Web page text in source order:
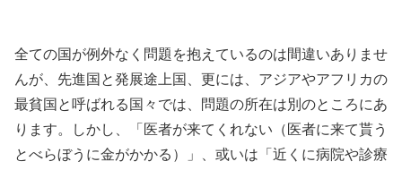
全ての国が例外なく問題を抱えているのは間違いありませ
んが、先進国と発展途上国、更には、アジアやアフリカの
最貧国と呼ばれる国々では、問題の所在は別のところにあ
ります。しかし、「医者が来てくれない（医者に来て貰う
とべらぼうに金がかかる）」、或いは「近くに病院や診療